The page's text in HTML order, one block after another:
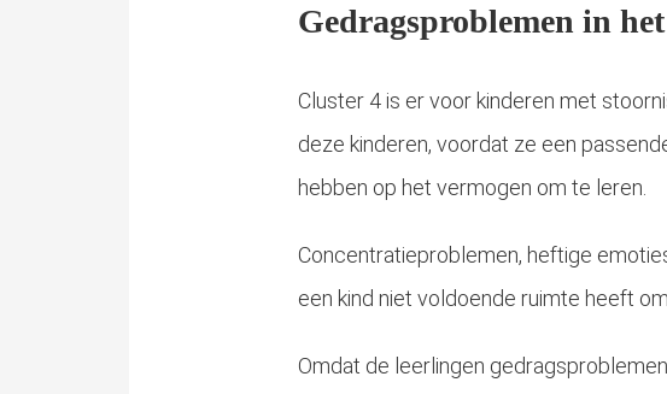
Gedragsproblemen in
Cluster 4 is er voor kinderen met
deze kinderen, voordat ze een
hebben op het vermogen om te leren.
Concentratieproblemen, heftige
een kind niet voldoende ruimte heeft
Omdat de leerlingen